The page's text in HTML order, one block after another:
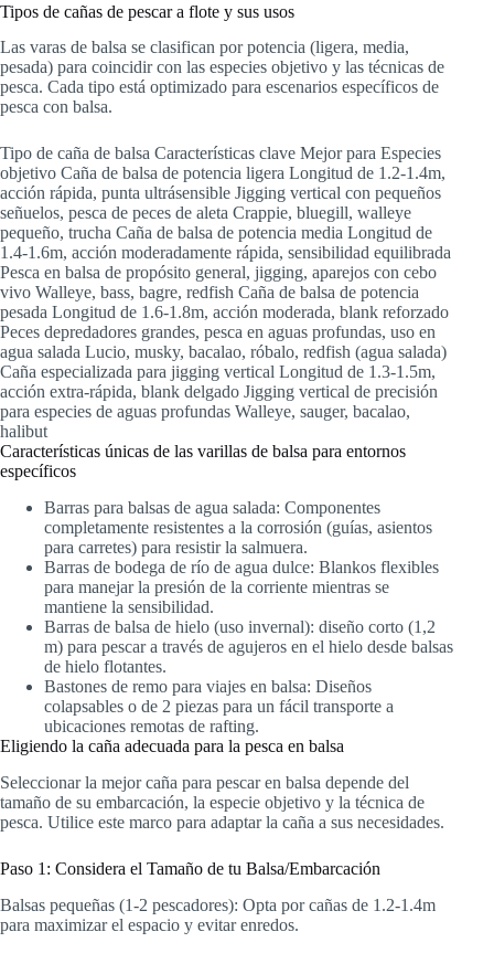
Tipos de cañas de pescar a flote y sus usos
Las varas de balsa se clasifican por potencia (ligera, media,
pesada) para coincidir con las especies objetivo y las técnicas de
pesca. Cada tipo está optimizado para escenarios específicos de
pesca con balsa.
Tipo de caña de balsa Características clave Mejor para Especies
objetivo Caña de balsa de potencia ligera Longitud de 1.2-1.4m,
acción rápida, punta ultrásensible Jigging vertical con pequeños
señuelos, pesca de peces de aleta Crappie, bluegill, walleye
pequeño, trucha Caña de balsa de potencia media Longitud de
1.4-1.6m, acción moderadamente rápida, sensibilidad equilibrada
Pesca en balsa de propósito general, jigging, aparejos con cebo
vivo Walleye, bass, bagre, redfish Caña de balsa de potencia
pesada Longitud de 1.6-1.8m, acción moderada, blank reforzado
Peces depredadores grandes, pesca en aguas profundas, uso en
agua salada Lucio, musky, bacalao, róbalo, redfish (agua salada)
Caña especializada para jigging vertical Longitud de 1.3-1.5m,
acción extra-rápida, blank delgado Jigging vertical de precisión
para especies de aguas profundas Walleye, sauger, bacalao,
halibut
Características únicas de las varillas de balsa para entornos
específicos
Barras para balsas de agua salada: Componentes
completamente resistentes a la corrosión (guías, asientos
para carretes) para resistir la salmuera.
Barras de bodega de río de agua dulce: Blankos flexibles
para manejar la presión de la corriente mientras se
mantiene la sensibilidad.
Barras de balsa de hielo (uso invernal): diseño corto (1,2
m) para pescar a través de agujeros en el hielo desde balsas
de hielo flotantes.
Bastones de remo para viajes en balsa: Diseños
colapsables o de 2 piezas para un fácil transporte a
ubicaciones remotas de rafting.
Eligiendo la caña adecuada para la pesca en balsa
Seleccionar la mejor caña para pescar en balsa depende del
tamaño de su embarcación, la especie objetivo y la técnica de
pesca. Utilice este marco para adaptar la caña a sus necesidades.
Paso 1: Considera el Tamaño de tu Balsa/Embarcación
Balsas pequeñas (1-2 pescadores): Opta por cañas de 1.2-1.4m
para maximizar el espacio y evitar enredos.